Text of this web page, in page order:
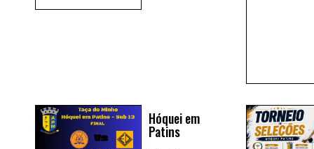
Hóquei em
Patins